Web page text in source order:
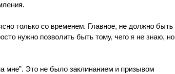
только со временем. Главное, не должно быть
нужно позволить быть тому, чего я не знаю, но
мне”. Это не было заклинанием и призывом